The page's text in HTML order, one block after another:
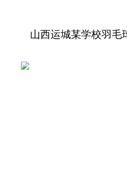
山西运城某学校羽毛